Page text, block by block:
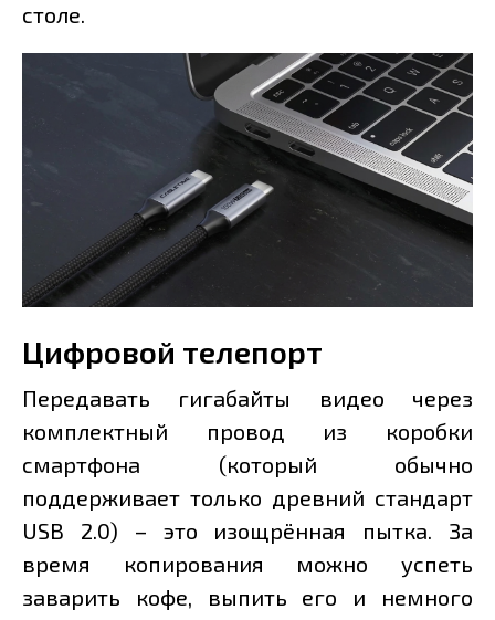
столе.
Цифровой телепорт
Передавать гигабайты видео через
комплектный провод из коробки
смартфона (который обычно
поддерживает только древний стандарт
USB 2.0) – это изощрённая пытка. За
время копирования можно успеть
заварить кофе, выпить его и немного